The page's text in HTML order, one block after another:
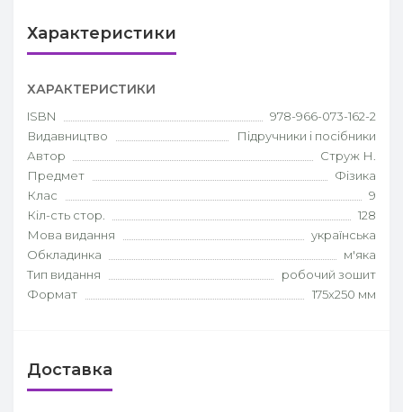
Характеристики
ХАРАКТЕРИСТИКИ
ISBN
978-966-073-162-2
Видавництво
Підручники і посібники
Автор
Струж Н.
Предмет
Фізика
Клас
9
Кіл-сть стор.
128
Мова видання
українська
Обкладинка
м'яка
Тип видання
робочий зошит
Формат
175х250 мм
Доставка